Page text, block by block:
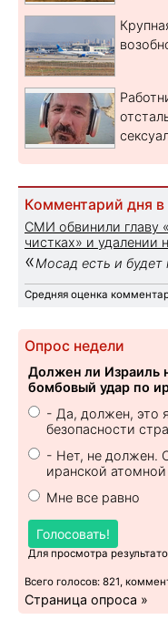
Комментарий дня в
СМИ обвинили главу
чистках» и удалении
«Мосад есть и будет
Средняя оценка
Опрос недели
Должен ли Израиль
бомбовый удар по
- Да, должен, это
безопасности
- Нет, не должен.
иранской
Мне все равно
Голосовать!
Для просмотра
Всего голосов: 821,
Страница опроса »